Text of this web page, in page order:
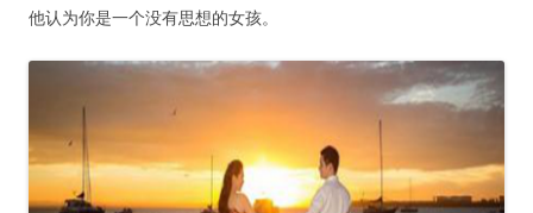
他认为你是一个没有思想的女孩。